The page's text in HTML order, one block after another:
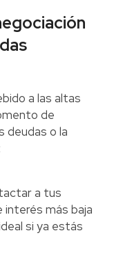
a las altas
de
deudas o la
a tus
interés más baja
si ya estás